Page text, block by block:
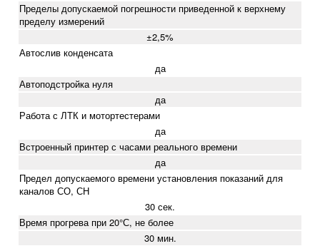
Пределы допускаемой погрешности приведенной к верхнему
пределу измерений
±2,5%
Автослив конденсата
да
Автоподстройка нуля
да
Работа с ЛТК и мотортестерами
да
Встроенный принтер с часами реального времени
да
Предел допускаемого времени установления показаний для
каналов СО, СН
30 сек.
Время прогрева при 20°С, не более
30 мин.